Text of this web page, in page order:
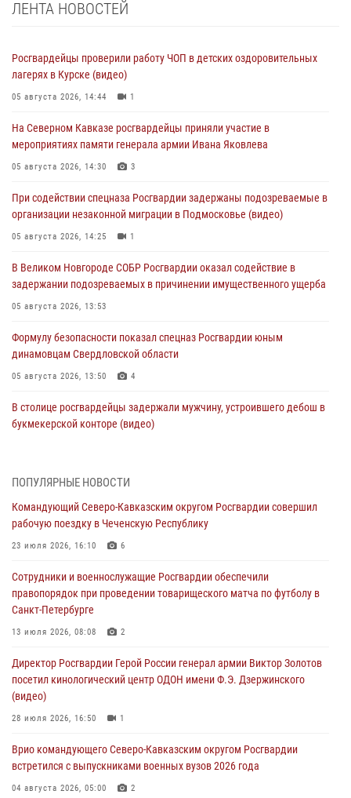
ЛЕНТА НОВОСТЕЙ
Росгвардейцы проверили работу ЧОП в детских оздоровительных
лагерях в Курске (видео)
05 августа 2026, 14:44 1
На Северном Кавказе росгвардейцы приняли участие в
мероприятиях памяти генерала армии Ивана Яковлева
05 августа 2026, 14:30 3
При содействии спецназа Росгвардии задержаны подозреваемые в
организации незаконной миграции в Подмосковье (видео)
05 августа 2026, 14:25 1
В Великом Новгороде СОБР Росгвардии оказал содействие в
задержании подозреваемых в причинении имущественного ущерба
05 августа 2026, 13:53
Формулу безопасности показал спецназ Росгвардии юным
динамовцам Свердловской области
05 августа 2026, 13:50 4
В столице росгвардейцы задержали мужчину, устроившего дебош в
букмекерской конторе (видео)
В Удмуртии при силовой поддержке спецназа Росгвардии
оздоровительных услуг (видео)
05 августа 2026, 13:20
посетили мастер-класс по художественной гимнастике
05 августа 2026, 13:00 3
Офицеры Росгвардии и ветераны войск правопорядка почтили
05 августа 2026, 12:40
Росгвардейцы приняли участие в акции «Волна памяти»,
посвящённой 83‑й годовщине освобождения Белгорода от
05 августа 2026, 12:13 1
ПОПУЛЯРНЫЕ НОВОСТИ
Командующий Северо-Кавказским округом Росгвардии совершил
рабочую поездку в Чеченскую Республику
23 июля 2026, 16:10 6
Сотрудники и военнослужащие Росгвардии обеспечили
правопорядок при проведении товарищеского матча по футболу в
Санкт-Петербурге
13 июля 2026, 08:08 2
Директор Росгвардии Герой России генерал армии Виктор Золотов
посетил кинологический центр ОДОН имени Ф.Э. Дзержинского
(видео)
28 июля 2026, 16:50 1
Врио командующего Северо-Кавказским округом Росгвардии
встретился с выпускниками военных вузов 2026 года
04 августа 2026, 05:00 2